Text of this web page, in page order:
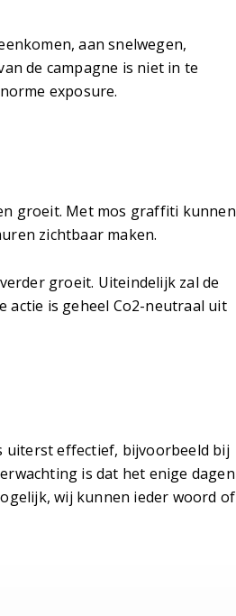
aan snelwegen,
de campagne is niet in te
exposure.
groeit. Met mos graffiti kunnen
zichtbaar maken.
groeit. Uiteindelijk zal de
actie is geheel Co2-neutraal uit
uiterst effectief, bijvoorbeeld bij
is dat het enige dagen
wij kunnen ieder woord of